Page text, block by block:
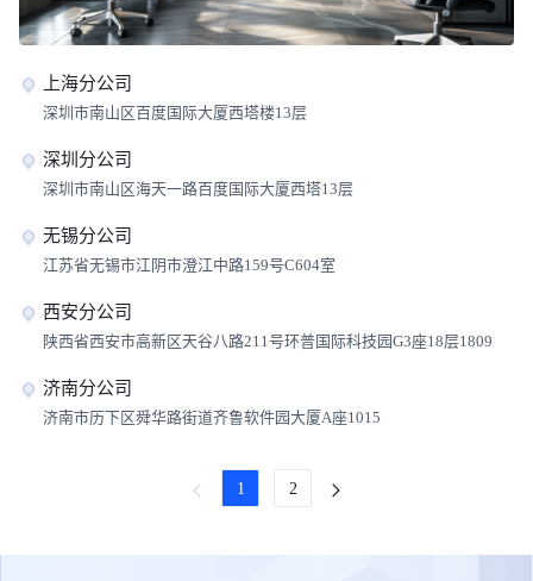
上海分公司
深圳市南山区百度国际大厦西塔楼13层
深圳分公司
深圳市南山区海天一路百度国际大厦西塔13层
无锡分公司
江苏省无锡市江阴市澄江中路159号C604室
西安分公司
陕西省西安市高新区天谷八路211号环普国际科技园G3座18层1809
济南分公司
济南市历下区舜华路街道齐鲁软件园大厦A座1015
1 2